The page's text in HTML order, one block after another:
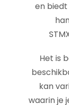
en
Het is
kan
waarin je